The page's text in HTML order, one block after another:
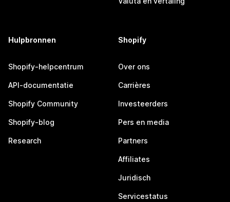
Hulpbronnen
Shopify-helpcentrum
API-documentatie
Shopify Community
Shopify-blog
Research
Shopify
Over ons
Carrières
Investeerders
Pers en media
Partners
Affiliates
Juridisch
Servicestatus